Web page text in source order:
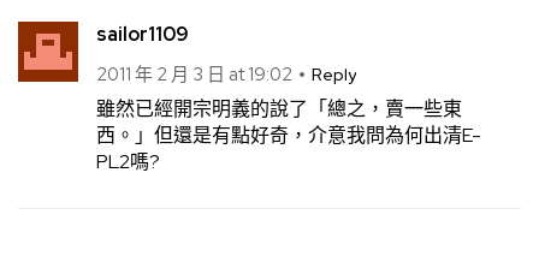
sailor1109
2011 年 2 月 3 日 at 19:02 Reply
雖然已經開宗明義的說了「總之，賣一些東
西。」但還是有點好奇，介意我問為何出清E-
PL2嗎?